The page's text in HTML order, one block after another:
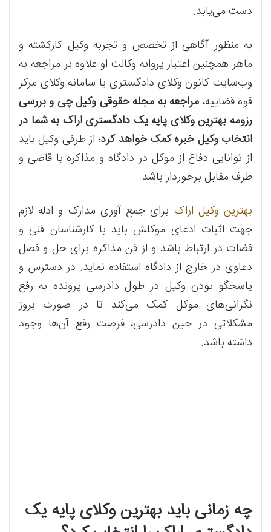
دست می‌یابد.
به منظور آگاهی از تخصص و تجربه وکیل کارکشته و
ماهر همچنین اعتبار پروانه وکالت او علاوه بر مراجعه به
وب‌سایت کانون وکلای دادگستری یا سامانه وکلای مرکز
قوه قضاییه، مراجعه به مجله حقوقی وکیل چی و بررسی
رزومه بهترین وکلای پایه یک دادگستری اراک به شما در
انتخاب وکیل خبره کمک خواهد کرد؛ از طرفی وکیل باید
از توانایی دفاع از موکل در دادگاه و مذاکره با قاضی و
طرف مقابل برخوردار باشد.
بهترین وکیل اراک برای جمع آوری مدارک و ادله لازم
جهت اثبات ادعای موکلش باید با کارشناسان فنی و
قضات در ارتباط باشد و از فن مذاکره برای حل و فصل
دعاوی در خارج از دادگاه استفاده نماید. در دسترس و
پاسخگو بودن وکیل در طول دادرسی پرونده به رفع
نگرانی‌های موکل کمک می‌کند تا در صورت بروز
مشکلاتی در حین دادرسی، فرصت رفع آن‌ها وجود
داشته باشد.
چه زمانی باید بهترین وکلای پایه یک